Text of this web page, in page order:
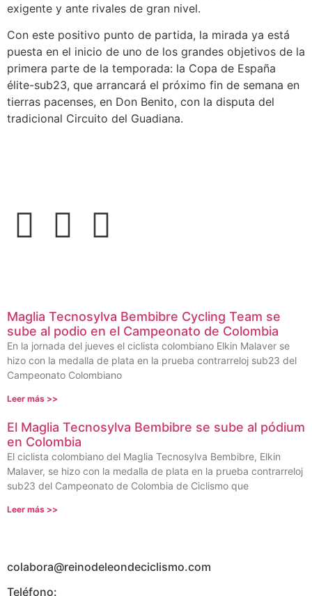
exigente y ante rivales de gran nivel.
Con este positivo punto de partida, la mirada ya está
puesta en el inicio de uno de los grandes objetivos de la
primera parte de la temporada: la Copa de España
élite-sub23, que arrancará el próximo fin de semana en
tierras pacenses, en Don Benito, con la disputa del
tradicional Circuito del Guadiana.
Maglia Tecnosylva Bembibre Cycling Team se
sube al podio en el Campeonato de Colombia
En la jornada del jueves el ciclista colombiano Elkin Malaver se
hizo con la medalla de plata en la prueba contrarreloj sub23 del
Campeonato Colombiano
Leer más >>
El Maglia Tecnosylva Bembibre se sube al pódium
en Colombia
El ciclista colombiano del Maglia Tecnosylva Bembibre, Elkin
Malaver, se hizo con la medalla de plata en la prueba contrarreloj
sub23 del Campeonato de Colombia de Ciclismo que
Leer más >>
colabora@reinodeleondeciclismo.com
Teléfono: